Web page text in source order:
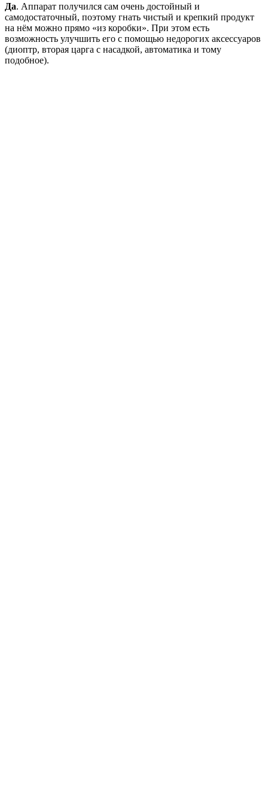
Да. Аппарат получился сам очень достойный и
самодостаточный, поэтому гнать чистый и крепкий продукт
на нём можно прямо «из коробки». При этом есть
возможность улучшить его с помощью недорогих аксессуаров
(диоптр, вторая царга с насадкой, автоматика и тому
подобное).